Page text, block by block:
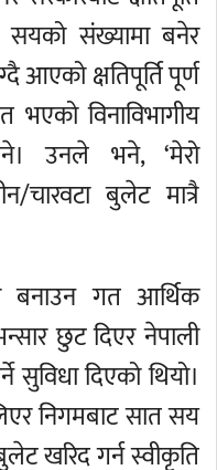
सयको संख्यामा बनेर
आएको क्षतिपूर्ति पूर्ण
भएको विनाविभागीय
उनले भने, ‘मेरो
चारवटा बुलेट मात्रै
बनाउन गत आर्थिक
छुट दिएर नेपाली
दिएको थियो।
निगमबाट सात सय
खरिद गर्न स्वीकृति